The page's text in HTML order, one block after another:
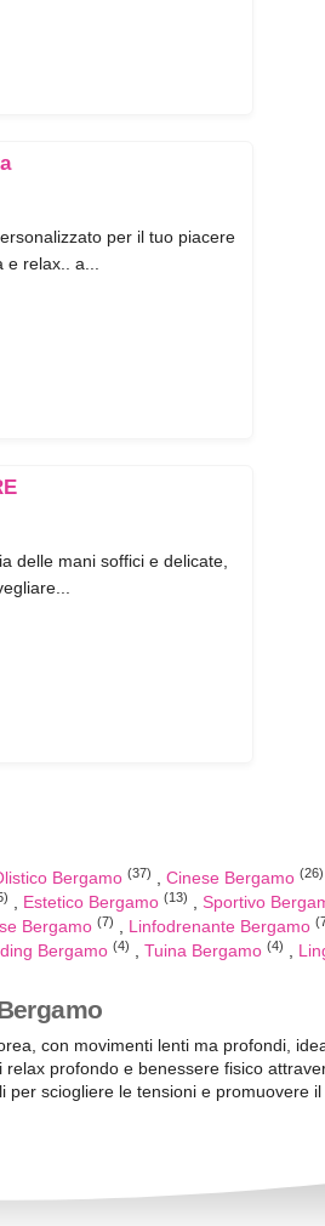
per il tuo piacere
relax.. a...
delle mani soffici e delicate,
Bergamo (37) Cinese Bergamo (26)
Estetico Bergamo (13) Sportivo
Bergamo (7) Linfodrenante Bergamo
Bergamo (4) Tuina Bergamo (4)
con movimenti lenti ma profondi,
profondo e benessere fisico
per sciogliere le tensioni e promuovere